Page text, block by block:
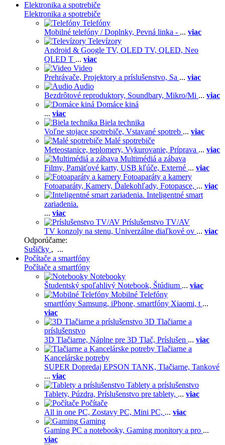
Elektronika a spotrebiče
Elektronika a spotrebiče
Telefóny
Mobilné telefóny / Doplnky, Pevná linka - ... viac
Televízory
Android & Google TV, OLED TV, QLED, Neo
QLED T ... viac
Video
Prehrávače, Projektory a príslušenstvo, Sa ... viac
Audio
Bezdrôtové reproduktory, Soundbary, Mikro/Mi ... viac
Domáce kiná
... viac
Biela technika
Voľne stojace spotrebiče, Vstavané spotreb ... viac
Malé spotrebiče
Meteostanice, teplomery, Vykurovanie, Príprava ... viac
Multimédiá a zábava
Filmy, Pamäťové karty, USB kľúče, Externé ... viac
Fotoaparáty a kamery
Fotoaparáty, Kamery, Ďalekohľady, Fotopasce, ... viac
Inteligentné smart
zariadenia.
... viac
Príslušenstvo TV/AV
TV konzoly na stenu, Univerzálne diaľkové ov ... viac
Odporúčame:
Sušičky , ...
Počítače a smartfóny
Počítače a smartfóny
Notebooky
Študentský spoľahlivý Notebook, Štúdium ... viac
Mobilné Telefóny
smartfóny Samsung, iPhone, smartfóny Xiaomi, t ...
viac
3D Tlačiarne a
príslušenstvo
3D Tlačiarne, Náplne pre 3D Tlač, Príslušen ... viac
Tlačiarne a
Kancelárske potreby
SUPER Dopredaj EPSON TANK, Tlačiarne, Tankové
... viac
Tablety a príslušenstvo
Tablety, Púzdra, Príslušenstvo pre tablety, ... viac
Počítače
All in one PC, Zostavy PC, Mini PC, ... viac
Gaming
Gaming PC a notebooky, Gaming monitory a pro ...
viac